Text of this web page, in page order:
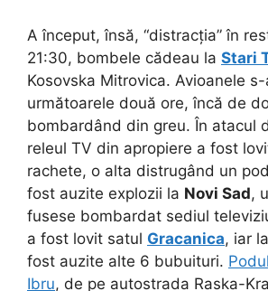
A început, însă, “distracția” în
21:30, bombele cădeau la Stari
Kosovska Mitrovica. Avioanele
următoarele două ore, încă de
bombardând din greu. În atacul
releul TV din apropiere a fost
rachete, o alta distrugând un
fost auzite explozii la Novi Sad,
fusese bombardat sediul
a fost lovit satul Gracanica, iar la
fost auzite alte 6 bubuituri.
Ibru, de pe autostrada Raska-